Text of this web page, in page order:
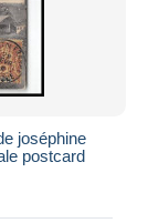
joséphine
postcard